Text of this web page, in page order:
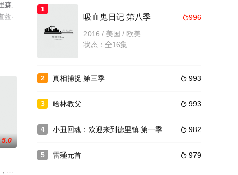
森,
兹·
完
轻的财政部探员——此人杀害上司后携敏感政府情报逃往
5.0
冲突之后，更多内幕将被揭开。
1
996
吸血鬼日记 第八季
2016 / 美国 / 欧美
状态：全16集
2  993
真相捕捉 第三季
3  993
哈林教父
4  982
小丑回魂：欢迎来到德里镇 第一季
5  979
雷殛元首